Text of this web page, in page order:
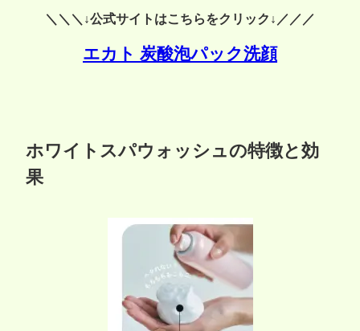
＼＼＼↓公式サイトはこちらをクリック↓／／／
エカト 炭酸泡パック洗顔
ホワイトスパウォッシュの特徴と効
果